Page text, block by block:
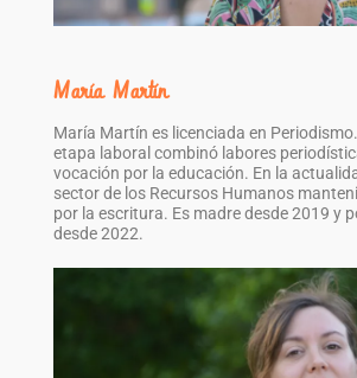
María Martín
María Martín es licenciada en
etapa laboral combinó labores
vocación por la educación. En la
sector de los Recursos Humanos
por la escritura. Es madre desde 2019 y
desde 2022.